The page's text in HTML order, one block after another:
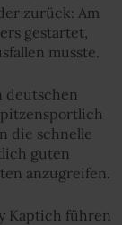
zurück: Am
gestartet,
musste.
deutschen
die schnelle
guten
anzugreifen.
Kaptich führen